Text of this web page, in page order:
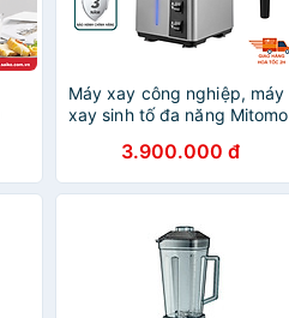
Máy xay công nghiệp, máy
xay sinh tố đa năng Mitomo
kinh doanh - BH 3 năm
hàng chính hãng
3.900.000 đ